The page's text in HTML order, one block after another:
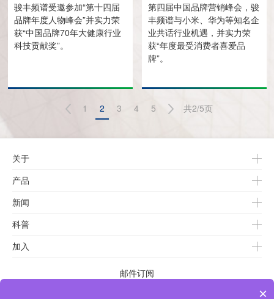
骏丰频谱受邀参加“第十四届
品牌年度人物峰会”并实力荣
获“中国品牌70年大健康行业
科技贡献奖”。
第四届中国品牌营销峰会，骏
丰频谱与小米、华为等知名企
业共话行业机遇，并实力荣
获“年度最受消费者喜爱品
牌”。
1 2 3 4 5 共2/5页
关于
产品
新闻
科普
加入
邮件订阅
×